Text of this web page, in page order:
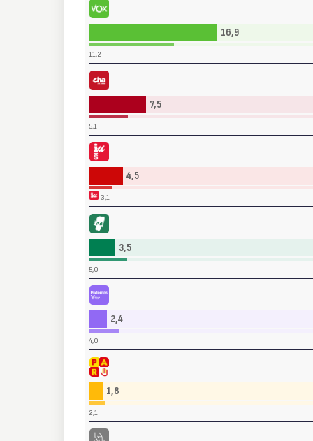
Vox (VOX)
16,9
11,2
Chunta Aragonesista (CHA)
7,5
5,1
Unida - Movimiento Sumar (IU-SUMAR)
4,5
3,1
Aragón Existe - Coalición Existe (EXISTE)
3,5
5,0
Podemos - Alianza Verde (PODEMOS-AV)
2,4
4,0
Partido Aragonés (PAR)
1,8
2,1
Participación